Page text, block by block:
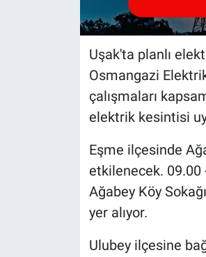
Uşak'ta planlı
Osmangazi
çalışmaları
elektrik kesintisi
Eşme ilçesinde
etkilenecek. 09.00
Ağabey Köy
yer alıyor.
Ulubey ilçesine